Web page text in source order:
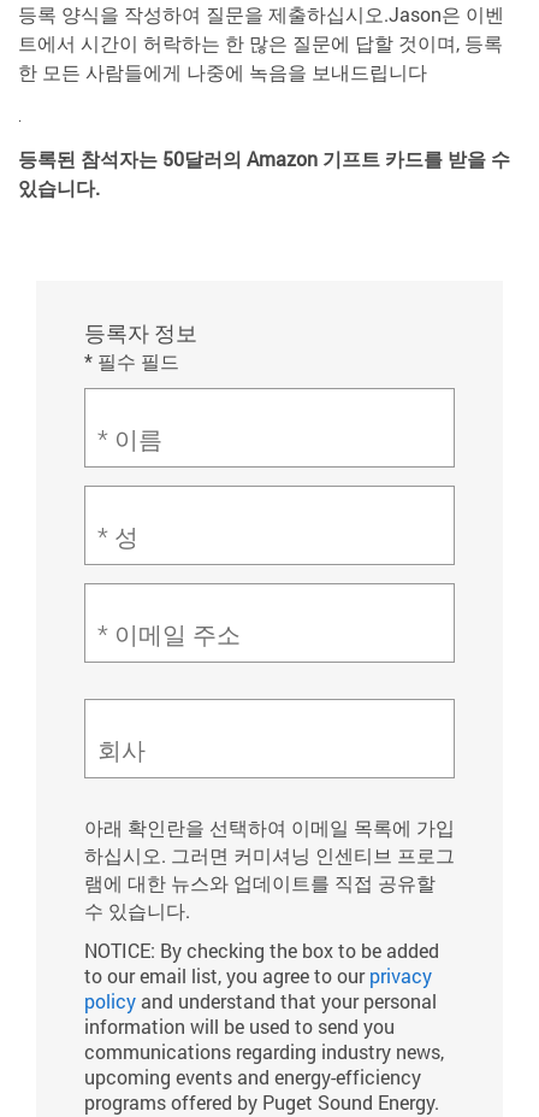
등록 양식을 작성하여 질문을 제출하십시오.Jason은 이벤
트에서 시간이 허락하는 한 많은 질문에 답할 것이며, 등록
한 모든 사람들에게 나중에 녹음을 보내드립니다
.
등록된 참석자는 50달러의 Amazon 기프트 카드를 받을 수
있습니다.
등록자 정보
* 필수 필드
* 이름
* 성
* 이메일 주소
회사
아래 확인란을 선택하여 이메일 목록에 가입
하십시오. 그러면 커미셔닝 인센티브 프로그
램에 대한 뉴스와 업데이트를 직접 공유할
수 있습니다.
NOTICE: By checking the box to be added
to our email list, you agree to ourprivacy
policy and understand that your personal
information will be used to send you
communications regarding industry news,
upcoming events and energy-efficiency
programs offered by Puget Sound Energy.